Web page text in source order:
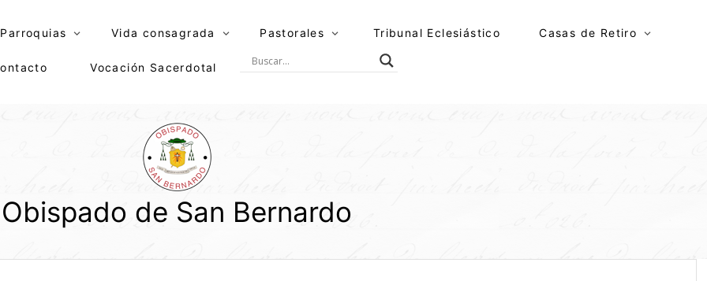
Parroquias Vida consagrada Pastorales Tribunal Eclesiástico Casas de Retiro
Vocación Sacerdotal
Obispado de San Bernardo